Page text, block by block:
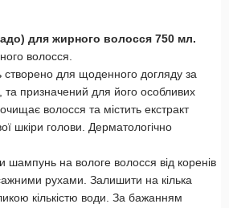
для жирного волосся 750 мл.
волосся.
для щоденного догляду за
призначений для його особливих
волосся та містить екстракт
шкіри голови. Дерматологічно
шампунь на вологе волосся від коренів
рухами. Залишити на кілька
кількістю води. За бажанням